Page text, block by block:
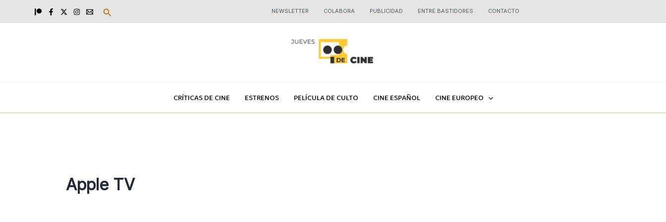
al
Buscar NEWSLETTER COLABORA PUBLICIDAD ENTRE BASTIDORES CONTACTO
CRÍTICAS DE CINE ESTRENOS PELÍCULA DE CULTO CINE ESPAÑOL CINE EUROPEO
Apple TV